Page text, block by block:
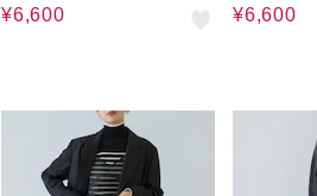
¥6,600 ¥6,600